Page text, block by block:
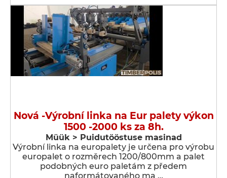
Nová -Výrobní linka na Eur palety výkon
1500 -2000 ks za 8h.
Müük > Puidutööstuse masinad
Výrobní linka na europalety je určena pro výrobu
europalet o rozměrech 1200/800mm a palet
podobných euro paletám z předem
naformátovaného ma …